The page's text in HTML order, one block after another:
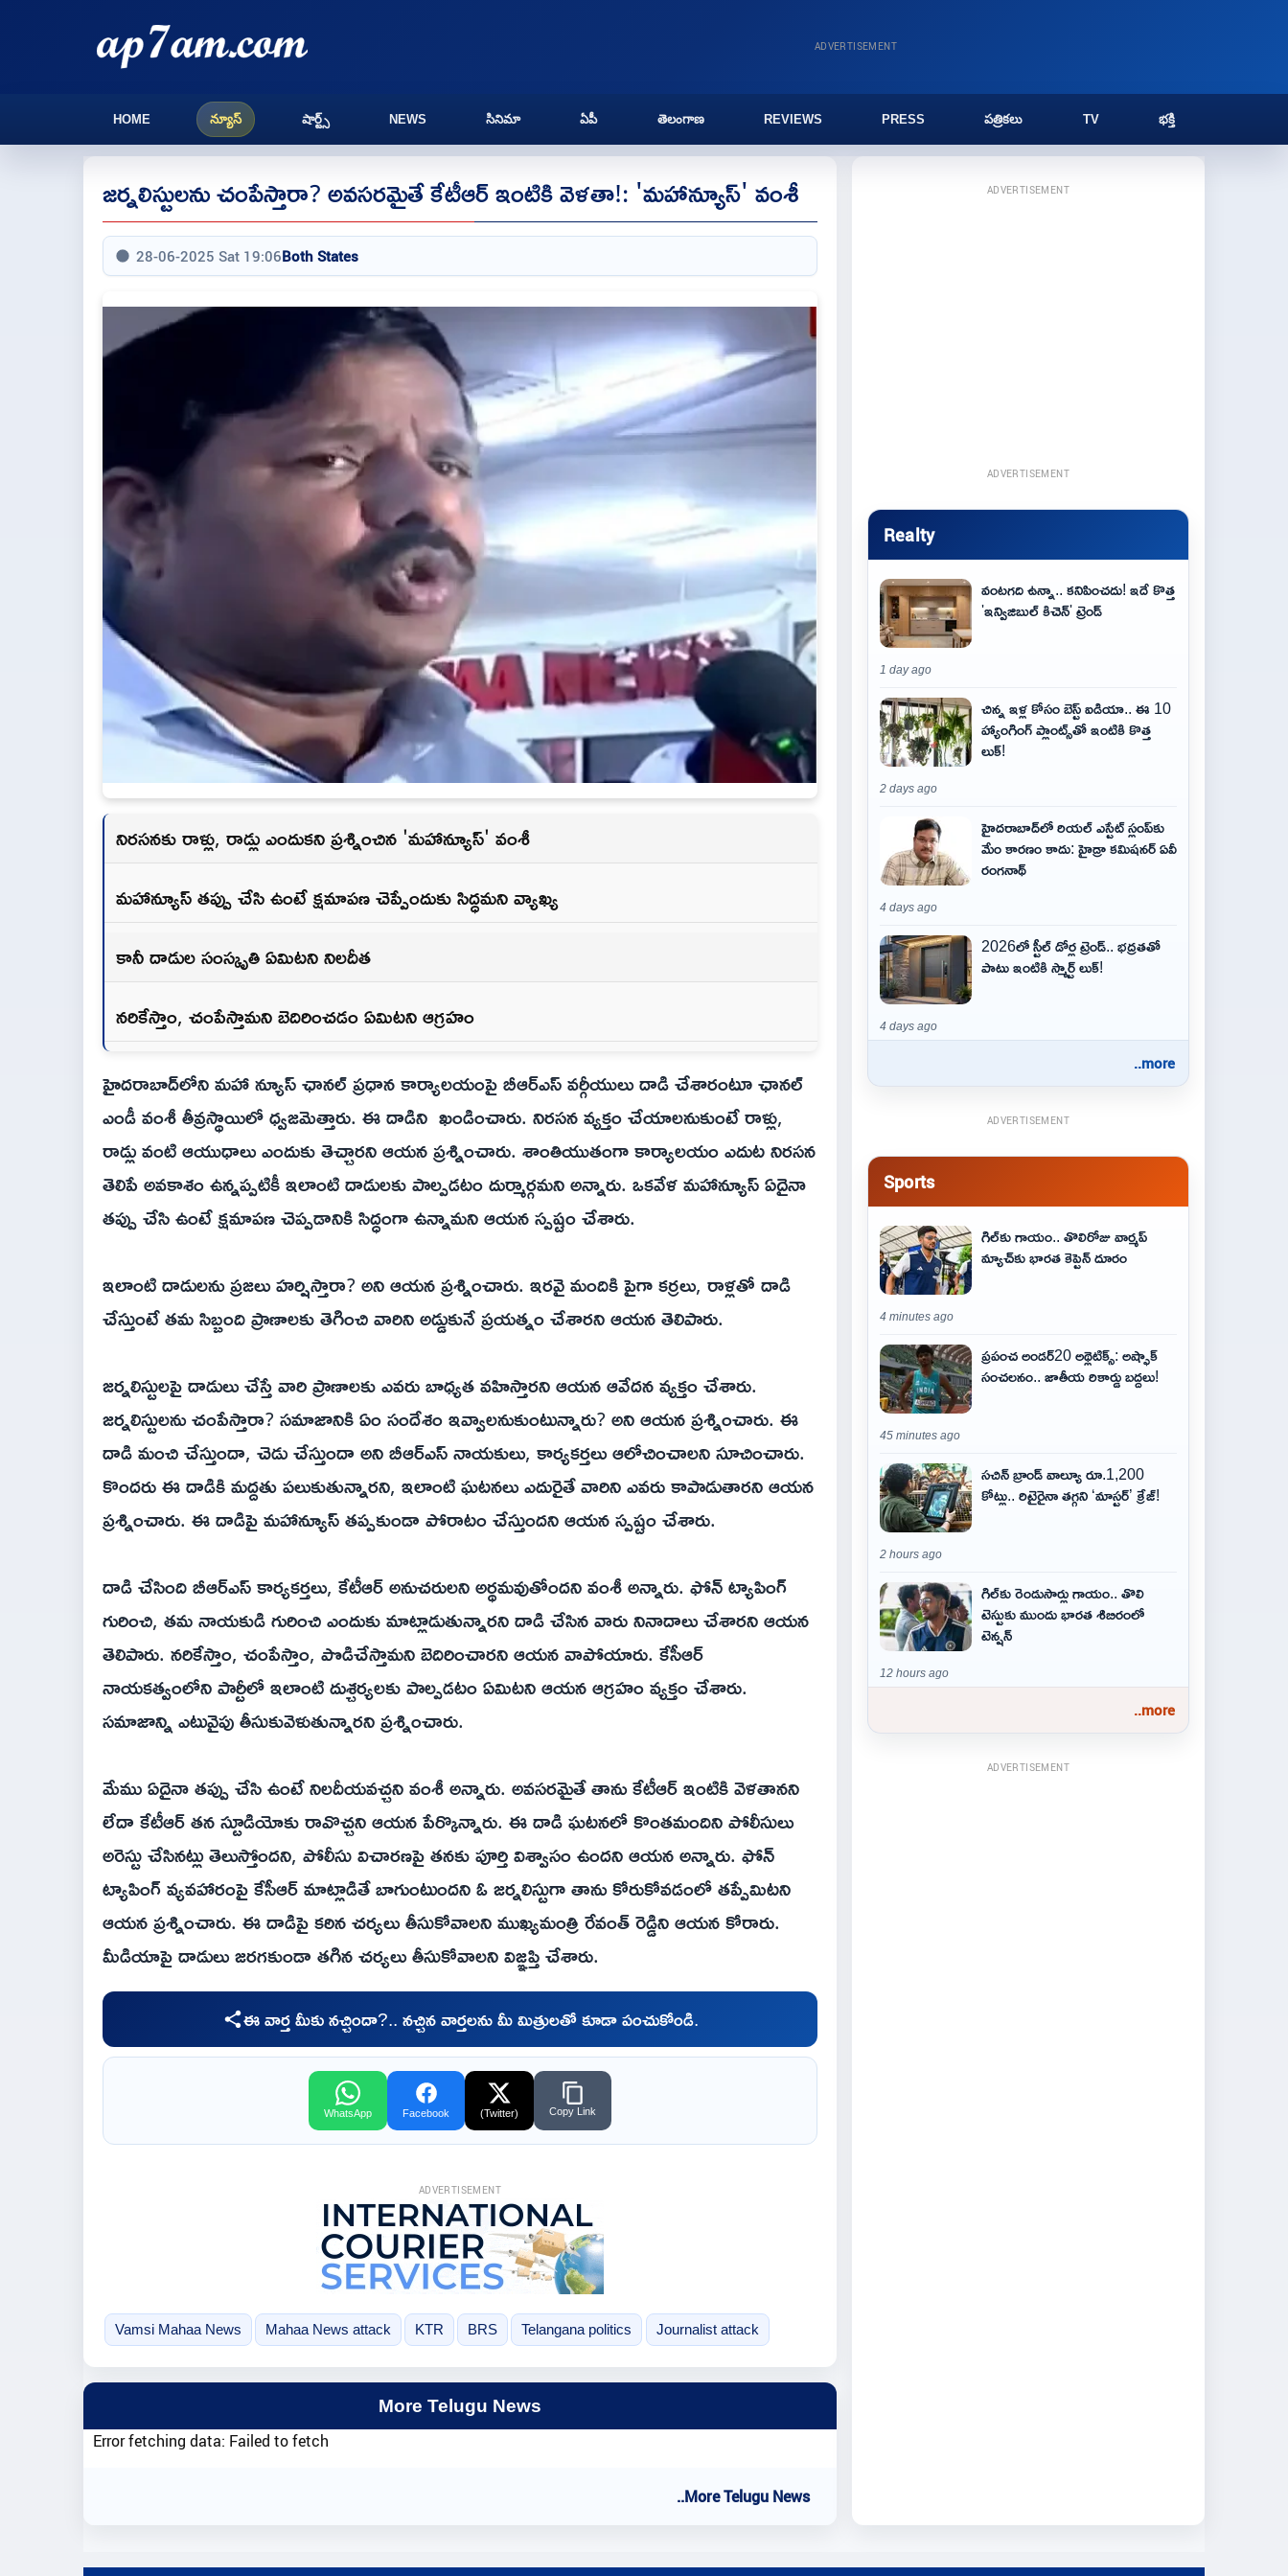
ADVERTISEMENT
HOME న్యూస్ షార్ట్స్ NEWS సినిమా ఏపీ తెలంగాణ REVIEWS PRESS పత్రికలు TV భక్తి
జర్నలిస్టులను చంపేస్తారా? అవసరమైతే కేటీఆర్ ఇంటికి వెళతా!: 'మహాన్యూస్' వంశీ
28-06-2025 Sat 19:06Both States
నిరసనకు రాళ్లు, రాడ్లు ఎందుకని ప్రశ్నించిన 'మహాన్యూస్' వంశీ
మహాన్యూస్ తప్పు చేసి ఉంటే క్షమాపణ చెప్పేందుకు సిద్ధమని వ్యాఖ్య
కానీ దాడుల సంస్కృతి ఏమిటని నిలదీత
నరికేస్తాం, చంపేస్తామని బెదిరించడం ఏమిటని ఆగ్రహం
హైదరాబాద్‌‍లోని మహా న్యూస్ ఛానల్ ప్రధాన కార్యాలయంపై బీఆర్ఎస్ వర్గీయులు దాడి చేశారంటూ ఛానల్
ఎండీ వంశీ తీవ్రస్థాయిలో ధ్వజమెత్తారు. ఈ దాడిని ఖండించారు. నిరసన వ్యక్తం చేయాలనుకుంటే రాళ్లు,
రాడ్లు వంటి ఆయుధాలు ఎందుకు తెచ్చారని ఆయన ప్రశ్నించారు. శాంతియుతంగా కార్యాలయం ఎదుట నిరసన
తెలిపే అవకాశం ఉన్నప్పటికీ ఇలాంటి దాడులకు పాల్పడటం దుర్మార్గమని అన్నారు. ఒకవేళ మహాన్యూస్ ఏదైనా
తప్పు చేసి ఉంటే క్షమాపణ చెప్పడానికి సిద్ధంగా ఉన్నామని ఆయన స్పష్టం చేశారు.
ఇలాంటి దాడులను ప్రజలు హర్షిస్తారా? అని ఆయన ప్రశ్నించారు. ఇరవై మందికి పైగా కర్రలు, రాళ్లతో దాడి
చేస్తుంటే తమ సిబ్బంది ప్రాణాలకు తెగించి వారిని అడ్డుకునే ప్రయత్నం చేశారని ఆయన తెలిపారు.
జర్నలిస్టులపై దాడులు చేస్తే వారి ప్రాణాలకు ఎవరు బాధ్యత వహిస్తారని ఆయన ఆవేదన వ్యక్తం చేశారు.
జర్నలిస్టులను చంపేస్తారా? సమాజానికి ఏం సందేశం ఇవ్వాలనుకుంటున్నారు? అని ఆయన ప్రశ్నించారు. ఈ
దాడి మంచి చేస్తుందా, చెడు చేస్తుందా అని బీఆర్ఎస్ నాయకులు, కార్యకర్తలు ఆలోచించాలని సూచించారు.
కొందరు ఈ దాడికి మద్దతు పలుకుతున్నారని, ఇలాంటి ఘటనలు ఎదురైతే వారిని ఎవరు కాపాడుతారని ఆయన
ప్రశ్నించారు. ఈ దాడిపై మహాన్యూస్ తప్పకుండా పోరాటం చేస్తుందని ఆయన స్పష్టం చేశారు.
దాడి చేసింది బీఆర్ఎస్ కార్యకర్తలు, కేటీఆర్ అనుచరులని అర్థమవుతోందని వంశీ అన్నారు. ఫోన్ ట్యాపింగ్
గురించి, తమ నాయకుడి గురించి ఎందుకు మాట్లాడుతున్నారని దాడి చేసిన వారు నినాదాలు చేశారని ఆయన
తెలిపారు. నరికేస్తాం, చంపేస్తాం, పొడిచేస్తామని బెదిరించారని ఆయన వాపోయారు. కేసీఆర్
నాయకత్వంలోని పార్టీలో ఇలాంటి దుశ్చర్యలకు పాల్పడటం ఏమిటని ఆయన ఆగ్రహం వ్యక్తం చేశారు.
సమాజాన్ని ఎటువైపు తీసుకువెళుతున్నారని ప్రశ్నించారు.
మేము ఏదైనా తప్పు చేసి ఉంటే నిలదీయవచ్చని వంశీ అన్నారు. అవసరమైతే తాను కేటీఆర్ ఇంటికి వెళతానని
లేదా కేటీఆర్ తన స్టూడియోకు రావొచ్చని ఆయన పేర్కొన్నారు. ఈ దాడి ఘటనలో కొంతమందిని పోలీసులు
అరెస్టు చేసినట్లు తెలుస్తోందని, పోలీసు విచారణపై తనకు పూర్తి విశ్వాసం ఉందని ఆయన అన్నారు. ఫోన్
ట్యాపింగ్ వ్యవహారంపై కేసీఆర్ మాట్లాడితే బాగుంటుందని ఓ జర్నలిస్టుగా తాను కోరుకోవడంలో తప్పేమిటని
ఆయన ప్రశ్నించారు. ఈ దాడిపై కఠిన చర్యలు తీసుకోవాలని ముఖ్యమంత్రి రేవంత్ రెడ్డిని ఆయన కోరారు.
మీడియాపై దాడులు జరగకుండా తగిన చర్యలు తీసుకోవాలని విజ్ఞప్తి చేశారు.
ఈ వార్త మీకు నచ్చిందా?.. నచ్చిన వార్తలను మీ మిత్రులతో కూడా పంచుకోండి.
WhatsApp Facebook (Twitter) Copy Link
ADVERTISEMENT
Vamsi Mahaa News Mahaa News attack KTR BRS Telangana politics Journalist attack
More Telugu News
Error fetching data: Failed to fetch
..More Telugu News
ADVERTISEMENT
ADVERTISEMENT
Realty
వంటగది ఉన్నా.. కనిపించదు! ఇదే కొత్త
'ఇన్విజిబుల్ కిచెన్' ట్రెండ్
1 day ago
చిన్న ఇళ్ల కోసం బెస్ట్ ఐడియా.. ఈ 10
హ్యాంగింగ్ ప్లాంట్స్‌తో ఇంటికి కొత్త
లుక్!
2 days ago
హైదరాబాద్‌లో రియల్ ఎస్టేట్ స్లంప్‌కు
మేం కారణం కాదు: హైడ్రా కమిషనర్ ఏవీ
రంగనాథ్
4 days ago
2026లో స్టీల్ డోర్ల ట్రెండ్.. భద్రతతో
పాటు ఇంటికి స్మార్ట్ లుక్!
4 days ago
..more
ADVERTISEMENT
Sports
గిల్‌కు గాయం.. తొలిరోజు వార్మప్‌
మ్యాచ్‌కు భారత కెప్టెన్‌ దూరం
4 minutes ago
ప్రపంచ అండర్20 అథ్లెటిక్స్: అష్ఫాక్
సంచలనం.. జాతీయ రికార్డు బద్దలు!
45 minutes ago
సచిన్ బ్రాండ్ వాల్యూ రూ.1,200
కోట్లు.. రిటైరైనా తగ్గని ‘మాస్టర్’ క్రేజ్!
2 hours ago
గిల్‌కు రెండుసార్లు గాయం.. తొలి
టెస్టుకు ముందు భారత శిబిరంలో
టెన్షన్
12 hours ago
..more
ADVERTISEMENT